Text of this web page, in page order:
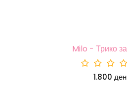
Milo - Трико
1.800